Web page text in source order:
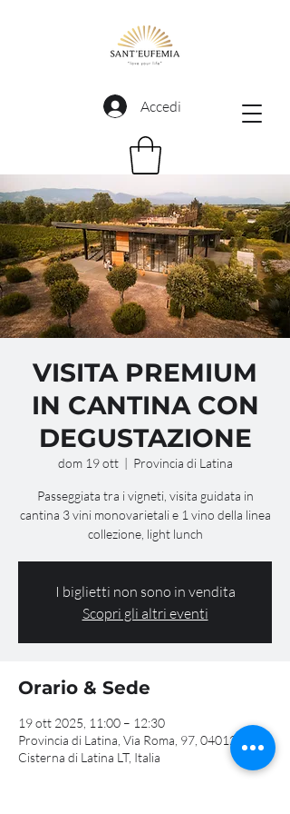
Accedi
VISITA PREMIUM
IN CANTINA CON
DEGUSTAZIONE
dom 19 ott
  |
Provincia di Latina
Passeggiata tra i vigneti, visita guidata in
cantina 3 vini monovarietali e 1 vino della linea
collezione, light lunch
I biglietti non sono in vendita
Scopri gli altri eventi
Orario & Sede
19 ott 2025, 11:00 – 12:30
Provincia di Latina, Via Roma, 97, 04012
Cisterna di Latina LT, Italia